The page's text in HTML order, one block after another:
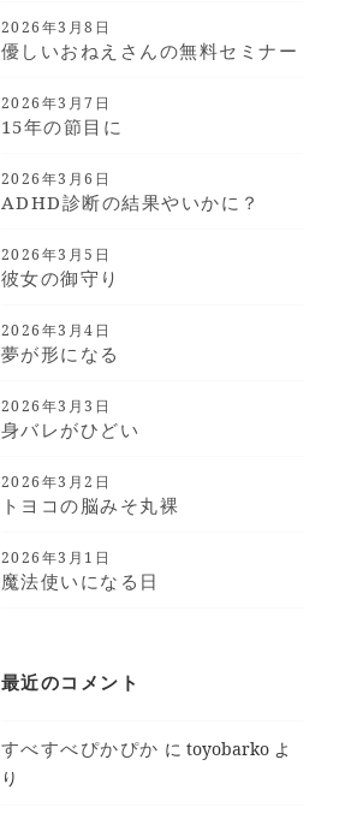
2026年3月8日
優しいおねえさんの無料セミナー
2026年3月7日
15年の節目に
2026年3月6日
ADHD診断の結果やいかに？
2026年3月5日
彼女の御守り
2026年3月4日
夢が形になる
2026年3月3日
身バレがひどい
2026年3月2日
トヨコの脳みそ丸裸
2026年3月1日
魔法使いになる日
最近のコメント
すべすべぴかぴか に toyobarko よ
り